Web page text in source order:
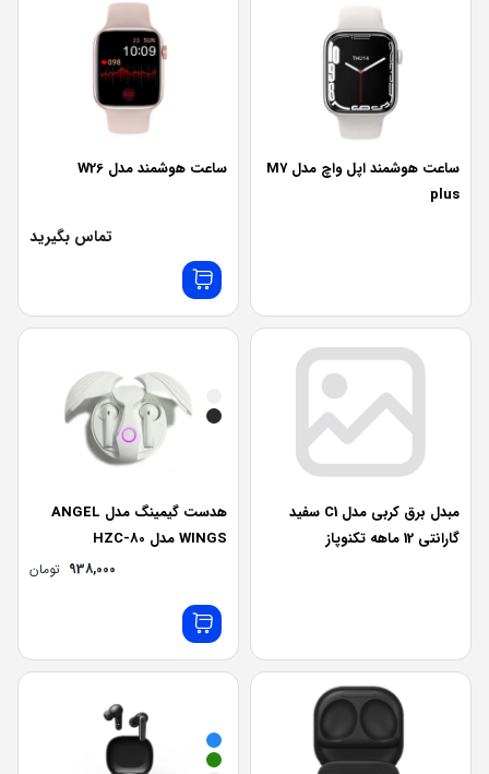
ساعت هوشمند اپل واچ مدل M7
plus
ساعت هوشمند مدل W26
تماس بگیرید
مبدل برق کربی مدل C1 سفید
گارانتی 12 ماهه تکنوپاز
هدست گیمینگ مدل ANGEL
WINGS مدل HZC-80
938,000 تومان